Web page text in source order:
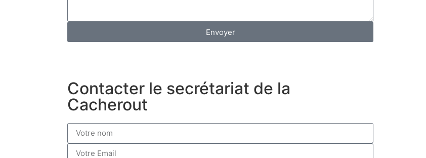
Envoyer
Contacter le secrétariat de la
Cacherout